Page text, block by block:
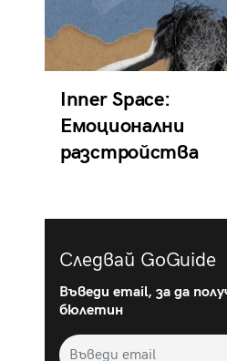
Inner Space:
Емоционални
разстройства
Следвай GoGuide
Въведи email, за да
бюлетин